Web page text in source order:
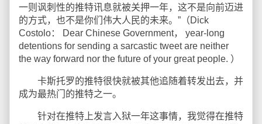
一则讽刺性的推特讯息就被关押一年，这不是向前迈进
的方式，也不是你们伟大人民的未来。”（Dick
Costolo： Dear Chinese Government， year-long
detentions for sending a sarcastic tweet are neither
the way forward nor the future of your great people. ）
卡斯托罗的推特很快就被其他追随着转发出去，并
成为最热门的推特之一。
针对在推特上发言入狱一年这事情，我觉得在推特